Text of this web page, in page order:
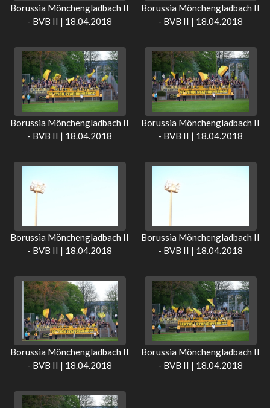
Borussia Mönchengladbach II
- BVB II | 18.04.2018
Borussia Mönchengladbach II
- BVB II | 18.04.2018
Borussia Mönchengladbach II
- BVB II | 18.04.2018
Borussia Mönchengladbach II
- BVB II | 18.04.2018
Borussia Mönchengladbach II
- BVB II | 18.04.2018
Borussia Mönchengladbach II
- BVB II | 18.04.2018
Borussia Mönchengladbach II
- BVB II | 18.04.2018
Borussia Mönchengladbach II
- BVB II | 18.04.2018